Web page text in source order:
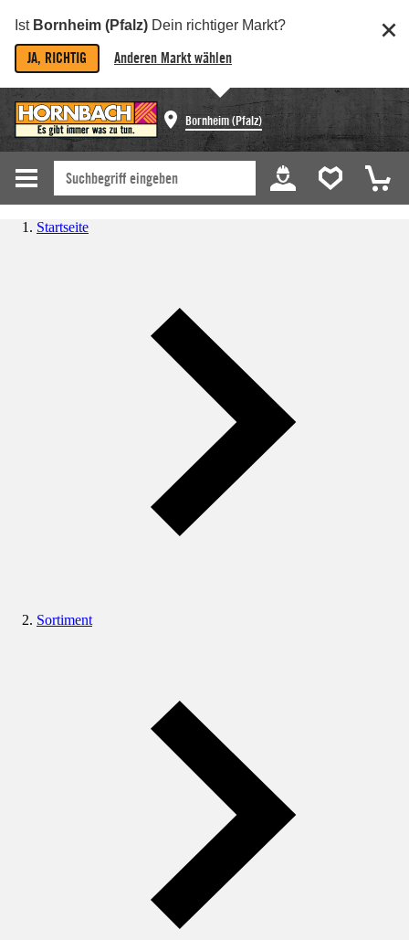
Ist Bornheim (Pfalz) Dein richtiger Markt?
JA, RICHTIG Anderen Markt wählen
Bornheim (Pfalz)
Startseite
Sortiment